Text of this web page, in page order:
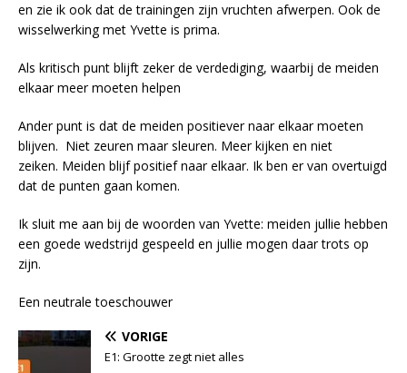
en zie ik ook dat de trainingen zijn vruchten afwerpen. Ook de
wisselwerking met Yvette is prima.
Als kritisch punt blijft zeker de verdediging, waarbij de meiden
elkaar meer moeten helpen
Ander punt is dat de meiden positiever naar elkaar moeten
blijven. Niet zeuren maar sleuren. Meer kijken en niet
zeiken. Meiden blijf positief naar elkaar. Ik ben er van overtuigd
dat de punten gaan komen.
Ik sluit me aan bij de woorden van Yvette: meiden jullie hebben
een goede wedstrijd gespeeld en jullie mogen daar trots op
zijn.
Een neutrale toeschouwer
VORIGE
E1: Grootte zegt niet alles